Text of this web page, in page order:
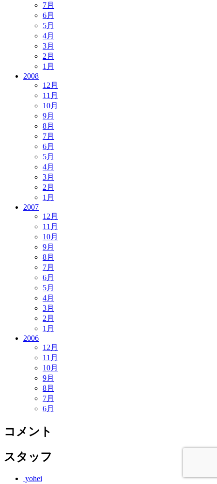
7月
6月
5月
4月
3月
2月
1月
2008
12月
11月
10月
9月
8月
7月
6月
5月
4月
3月
2月
1月
2007
12月
11月
10月
9月
8月
7月
6月
5月
4月
3月
2月
1月
2006
12月
11月
10月
9月
8月
7月
6月
コメント
スタッフ
yohei